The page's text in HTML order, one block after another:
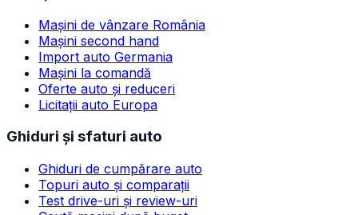
Mașini de vânzare România
Mașini second hand
Import auto Germania
Mașini la comandă
Oferte auto și reduceri
Licitații auto Europa
Ghiduri și sfaturi auto
Ghiduri de cumpărare auto
Topuri auto și comparații
Test drive-uri și review-uri